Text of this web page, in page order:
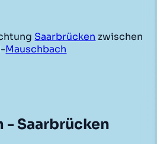
Saarbrücken zwischen
Mauschbach
Saarbrücken